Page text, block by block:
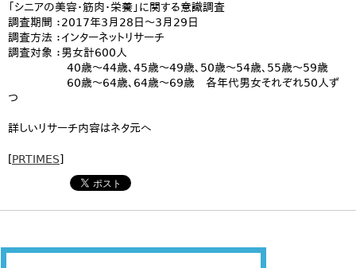
「シニアの美容・筋肉・栄養」に関する意識調査
調査期間 ：2017年3月28日～3月29日
調査方法 ：インターネットリサーチ
調査対象 ：男女計600人
40歳～44歳、45歳～49歳、50歳～54歳、55歳～59歳
60歳～64歳、64歳～69歳 各年代男女それぞれ50人ず
つ
詳しいリサーチ内容はネタ元へ
[PRTIMES]